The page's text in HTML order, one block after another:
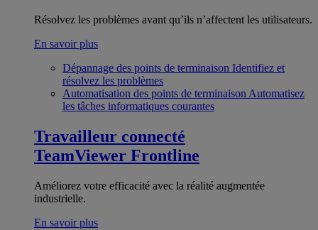
Résolvez les problèmes avant qu’ils n’affectent les utilisateurs.
En savoir plus
Dépannage des points de terminaison Identifiez et
résolvez les problèmes
Automatisation des points de terminaison Automatisez
les tâches informatiques courantes
Travailleur connecté
TeamViewer Frontline
Améliorez votre efficacité avec la réalité augmentée
industrielle.
En savoir plus